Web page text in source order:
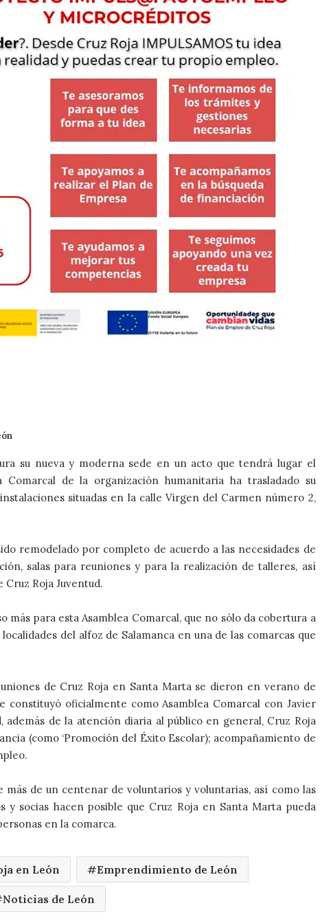
su nueva y moderna sede en un acto que tendrá lugar el
de la organización humanitaria ha trasladado su
situadas en la calle Virgen del Carmen número 2,
remodelado por completo de acuerdo a las necesidades de
salas para reuniones y para la realización de talleres, así
Roja Juventud.
más para esta Asamblea Comarcal, que no sólo da cobertura a
del alfoz de Salamanca en una de las comarcas que
de Cruz Roja en Santa Marta se dieron en verano de
constituyó oficialmente como Asamblea Comarcal con Javier
de la atención diaria al público en general, Cruz Roja
(como ‘Promoción del Éxito Escolar); acompañamiento de
de un centenar de voluntarios y voluntarias, así como las
socias hacen posible que Cruz Roja en Santa Marta pueda
en la comarca.
en León Emprendimiento de León
Noticias de León